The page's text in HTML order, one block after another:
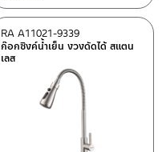
ก๊อกซิงค์น้ำเย็น งวงดัดได้ สแตน
เลส
RA A11021-9339